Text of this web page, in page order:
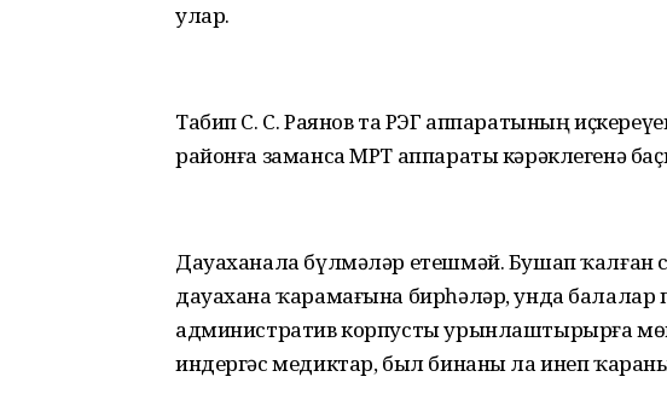
улар.
Табип С. С. Раянов та РЭГ аппаратының
районға заманса МРТ аппараты кәрәклегенә
Дауаханала бүлмәләр етешмәй. Бушап ҡалған
дауахана ҡарамағына бирһәләр, унда
административ корпусты урынлаштырырға
индергәс медиктар, был бинаны ла инеп